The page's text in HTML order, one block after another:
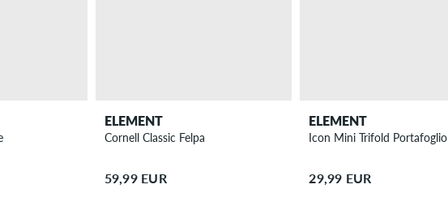
ELEMENT
Cornell Classic Felpa
59,99 EUR
ELEMENT
Icon Mini Trifold Portafoglio
29,99 EUR